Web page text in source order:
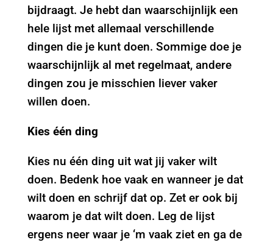
bijdraagt. Je hebt dan waarschijnlijk een
hele lijst met allemaal verschillende
dingen die je kunt doen. Sommige doe je
waarschijnlijk al met regelmaat, andere
dingen zou je misschien liever vaker
willen doen.
Kies één ding
Kies nu één ding uit wat jij vaker wilt
doen. Bedenk hoe vaak en wanneer je dat
wilt doen en schrijf dat op. Zet er ook bij
waarom je dat wilt doen. Leg de lijst
ergens neer waar je ‘m vaak ziet en ga de